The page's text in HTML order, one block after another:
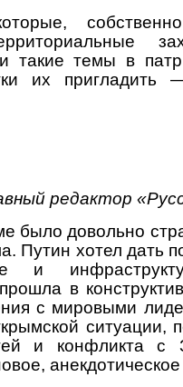
такие темы в
их пригладить
редактор
довольно
Путин хотел дать
и
в
с мировыми
ситуации,
и конфликта с